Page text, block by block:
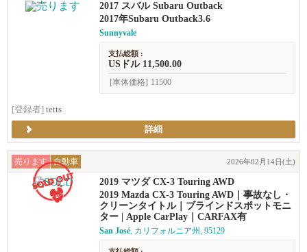
2017 スバル Subaru Outback
2017年Subaru Outback3.6
Sunnyvale
支払総額 :
USドル 11,500.00
[車体価格] 11500
[登録者] tetts
詳細
売ります 自動車 2026年02月14日(土)
2019 マツダ CX-3 Touring AWD
2019 Mazda CX-3 Touring AWD｜事故なし・
クリーンタイトル｜ブラインドスポットモニ
ター | Apple CarPlay｜CARFAX有
San José, カリフォルニア州, 95129